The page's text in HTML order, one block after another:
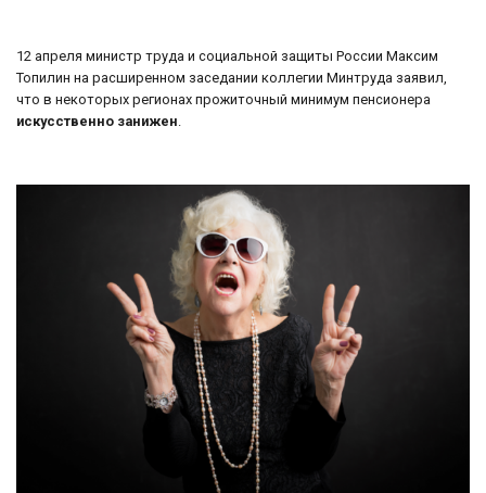
12 апреля министр труда и социальной защиты России Максим
Топилин на расширенном заседании коллегии Минтруда заявил,
что в некоторых регионах прожиточный минимум пенсионера
искусственно занижен.